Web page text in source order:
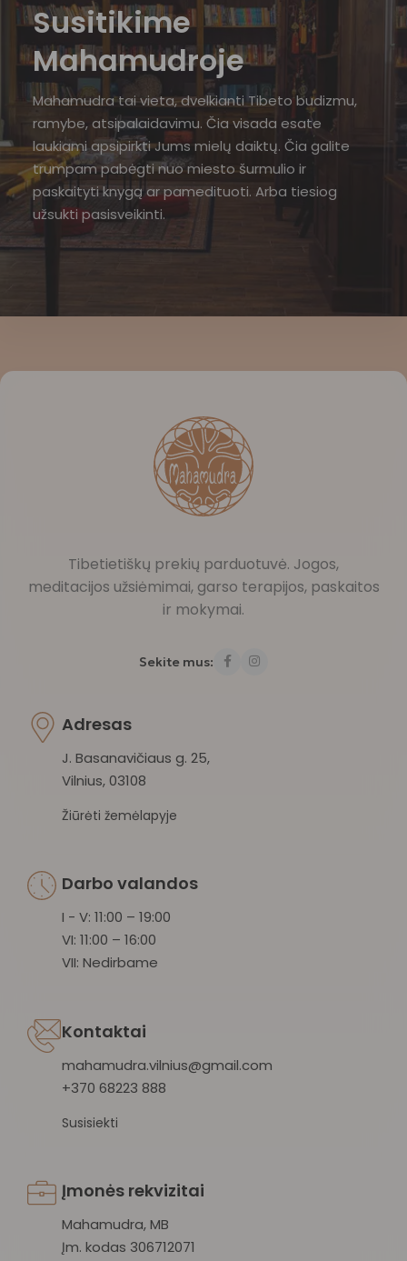
Susitikime
Mahamudroje
Mahamudra tai vieta, dvelkianti Tibeto budizmu,
ramybe, atsipalaidavimu. Čia visada esate
laukiami apsipirkti Jums mielų daiktų. Čia galite
trumpam pabėgti nuo miesto šurmulio ir
paskaityti knygą ar pamedituoti. Arba tiesiog
užsukti pasisveikinti.
Tibetietiškų prekių parduotuvė. Jogos,
meditacijos užsiėmimai, garso terapijos, paskaitos
ir mokymai.
Sekite mus:
Adresas
J. Basanavičiaus g. 25,
Vilnius, 03108
Žiūrėti žemėlapyje
Darbo valandos
I - V: 11:00 – 19:00
VI: 11:00 – 16:00
VII: Nedirbame
Kontaktai
mahamudra.vilnius@gmail.com
+370 68223 888
Susisiekti
Įmonės rekvizitai
Mahamudra, MB
Įm. kodas 306712071